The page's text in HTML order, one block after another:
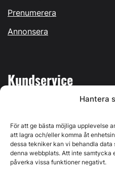
Hantera
För att ge bästa möjliga upplevelse
att lagra och/eller komma åt
dessa tekniker kan vi behandla data
denna webbplats. Att inte samtycka
påverka vissa funktioner negativt.
Prenumerera
Annonsera
Kundservice
Kontakta oss